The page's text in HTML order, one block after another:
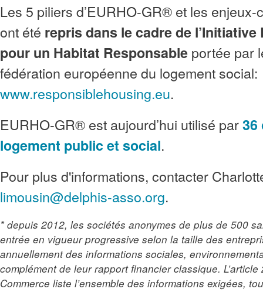
Les 5 piliers d’EURHO-GR® et les
ont été repris dans le cadre de l’Initiative
pour un Habitat Responsable portée par
fédération européenne du logement social:
www.responsiblehousing.eu.
EURHO-GR® est aujourd’hui utilisé par36
logement public et social.
Pour plus d'informations, contacter
limousin@delphis-asso.org.
* depuis 2012, les sociétés anonymes de plus de 500
entrée en vigueur progressive selon la taille des
annuellement des informations sociales,
complément de leur rapport financier classique.
Commerce liste l’ensemble des informations exigées,